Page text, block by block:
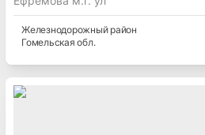
Железнодорожныйрайон
Гомельская обл.